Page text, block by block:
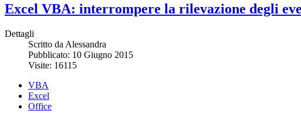
Excel VBA: interrompere la rilevazione degli
Dettagli
Scritto da Alessandra
Pubblicato: 10 Giugno 2015
Visite: 16115
VBA
Excel
Office